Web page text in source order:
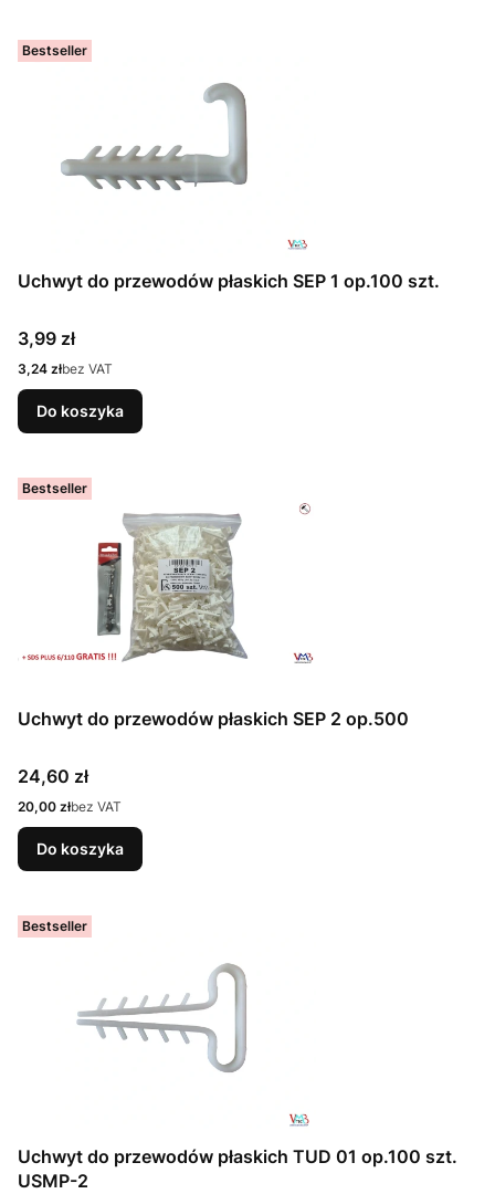
Bestseller
Uchwyt do przewodów płaskich SEP 1 op.100 szt.
Cena
3,99 zł
Cena
3,24 złbez VAT
Do koszyka
Bestseller
Uchwyt do przewodów płaskich SEP 2 op.500
Cena
24,60 zł
Cena
20,00 złbez VAT
Do koszyka
Bestseller
Uchwyt do przewodów płaskich TUD 01 op.100 szt.
USMP-2